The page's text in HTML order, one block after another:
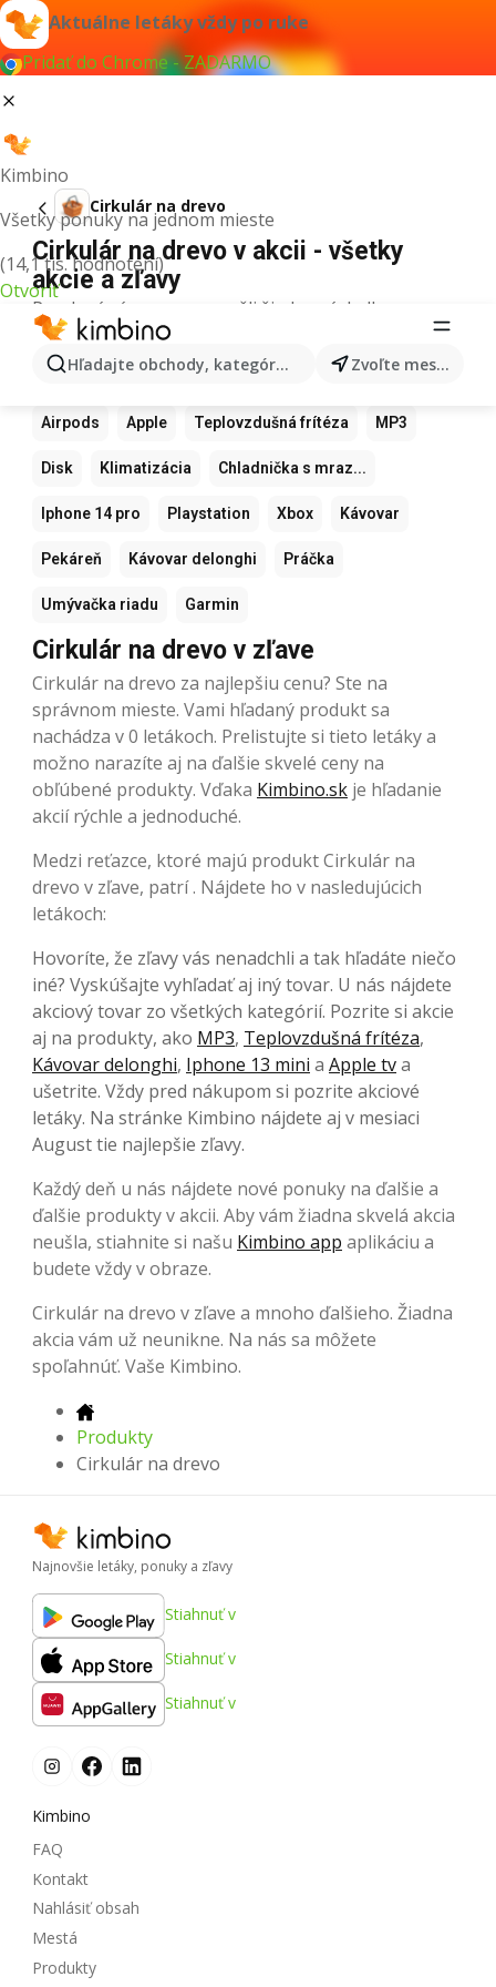
Aktuálne letáky vždy po ruke
Pridať do Chrome - ZADARMO
Kimbino
Všetky ponuky na jednom mieste
(14,1 tis. hodnotení)
Otvoriť
Hľadajte obchody, kategórie, produkty... Zvoľte mesto
Cirkulár na drevo
Cirkulár na drevo v akcii - všetky
akcie a zľavy
Pre daný výraz sme nenašli žiadne výsledky.
Ďalšie obľúbené produkty
Samsung Xiaomi Apple Watch
Airpods Apple Teplovzdušná frítéza MP3
Disk Klimatizácia Chladnička s mraz...
Iphone 14 pro Playstation Xbox Kávovar
Pekáreň Kávovar delonghi Práčka
Umývačka riadu Garmin
Cirkulár na drevo v zľave
Cirkulár na drevo za najlepšiu cenu? Ste na
správnom mieste. Vami hľadaný produkt sa
nachádza v 0 letákoch. Prelistujte si tieto letáky a
možno narazíte aj na ďalšie skvelé ceny na
obľúbené produkty. Vďaka Kimbino.sk je hľadanie
akcií rýchle a jednoduché.
Medzi reťazce, ktoré majú produkt Cirkulár na
drevo v zľave, patrí . Nájdete ho v nasledujúcich
letákoch:
Hovoríte, že zľavy vás nenadchli a tak hľadáte niečo
iné? Vyskúšajte vyhľadať aj iný tovar. U nás nájdete
akciový tovar zo všetkých kategórií. Pozrite si akcie
aj na produkty, ako MP3, Teplovzdušná frítéza,
Kávovar delonghi, Iphone 13 mini a Apple tva
ušetrite. Vždy pred nákupom si pozrite akciové
letáky. Na stránke Kimbino nájdete aj v mesiaci
August tie najlepšie zľavy.
Každý deň u nás nájdete nové ponuky na ďalšie a
ďalšie produkty v akcii. Aby vám žiadna skvelá akcia
neušla, stiahnite si našu Kimbino app aplikáciu a
budete vždy v obraze.
Cirkulár na drevo v zľave a mnoho ďalšieho. Žiadna
akcia vám už neunikne. Na nás sa môžete
spoľahnúť. Vaše Kimbino.
Produkty
Cirkulár na drevo
Najnovšie letáky, ponuky a zľavy
Stiahnuť v
Stiahnuť v
Stiahnuť v
Kimbino
FAQ
Kontakt
Nahlásiť obsah
Mestá
Produkty